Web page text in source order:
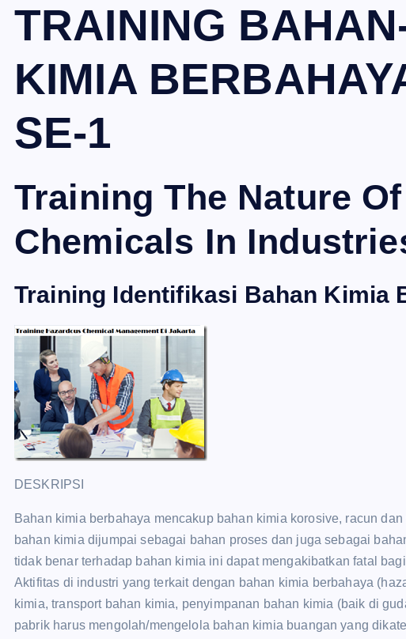
TRAINING
KIMIA
SE-1
Training The Nature
Chemicals In
Training Identifikasi Bahan Kimia
DESKRIPSI
Bahan kimia berbahaya mencakup bahan kimia korosive, racun
bahan kimia dijumpai sebagai bahan proses dan juga sebagai
tidak benar terhadap bahan kimia ini dapat mengakibatkan fatal
Aktifitas di industri yang terkait dengan bahan kimia berbahaya
kimia, transport bahan kimia, penyimpanan bahan kimia (baik di
pabrik harus mengolah/mengelola bahan kimia buangan yang